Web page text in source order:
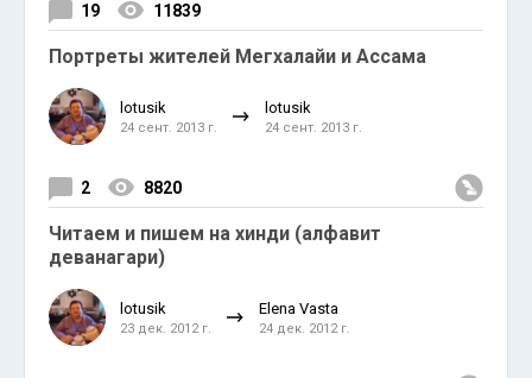
19 11839
Портреты жителей Мегхалайи и Ассама
lotusik
24 сент. 2013 г.
lotusik
24 сент. 2013 г.
2 8820
Читаем и пишем на хинди (алфавит
деванагари)
lotusik
23 дек. 2012 г.
Elena Vasta
24 дек. 2012 г.